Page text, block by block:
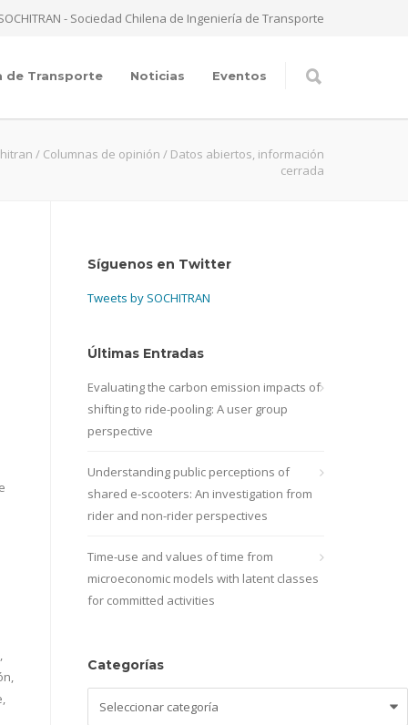
- Sociedad Chilena de Ingeniería de Transporte
de Transporte Noticias Eventos
/ Columnas de opinión / Datos abiertos, información
cerrada
Síguenos en Twitter
Tweets by SOCHITRAN
Últimas Entradas
Evaluating the carbon emission impacts of
shifting to ride-pooling: A user group
perspective
Understanding public perceptions of
shared e-scooters: An investigation from
rider and non-rider perspectives
Time-use and values of time from
microeconomic models with latent classes
for committed activities
Categorías